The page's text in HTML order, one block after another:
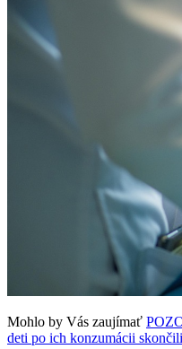
Mohlo by Vás zaujímať
deti po ich konzumácii